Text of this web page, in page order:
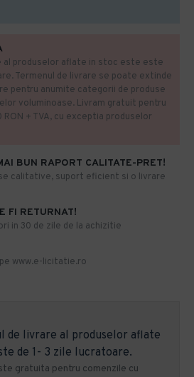
BUN RAPORT CALITATE-PRET!
calitative, suport eficient si o livrare
FI RETURNAT!
in 30 de zile de la achizitie
www.e-licitatie.ro
al produselor aflate in stoc este este
Termenul de livrare se poate extinde
pentru anumite categorii de produse
voluminoase. Livram gratuit pentru
+ TVA, cu exceptia produselor
de livrare al produselor aflate
de 1- 3 zile lucratoare.
gratuita pentru comenzile cu